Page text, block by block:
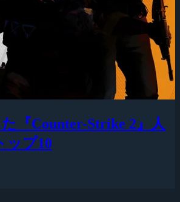
『Counter-Strike 2』人
ップ10